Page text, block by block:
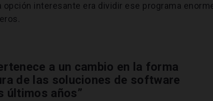
opción interesante era dividir ese programa
a un cambio en la forma
de las soluciones de software
últimos años”